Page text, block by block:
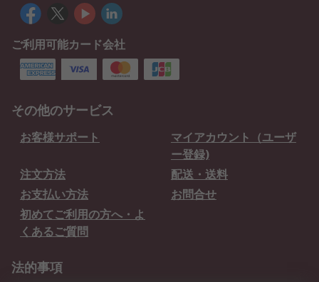
ご利用可能カード会社
その他のサービス
お客様サポート
マイアカウント（ユーザ
ー登録)
注文方法
配送・送料
お支払い方法
お問合せ
初めてご利用の方へ・よ
くあるご質問
法的事項